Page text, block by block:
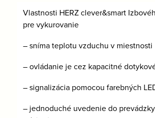
Vlastnosti HERZ clever&smart
pre vykurovanie
– sníma teplotu vzduchu v miestnosti
– ovládanie je cez kapacitné
– signalizácia pomocou farebných
– jednoduché uvedenie do